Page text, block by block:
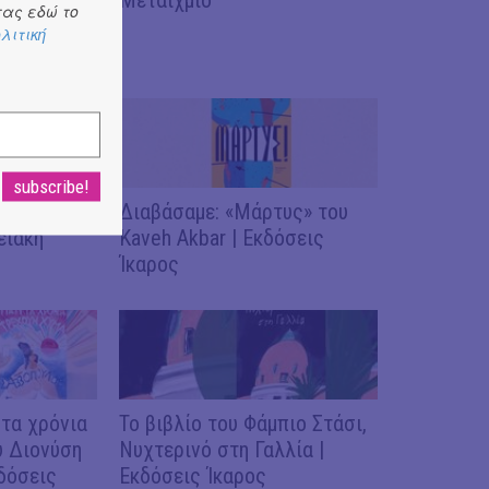
Διαβάσαμε: «Μάρτυς» του
Kaveh Akbar | Εκδόσεις
Ίκαρος
χρόνια
Διονύση
Το βιβλίο του Φάμπιο Στάσι,
Νυχτερινό στη Γαλλία |
Εκδόσεις Ίκαρος
εδώ το